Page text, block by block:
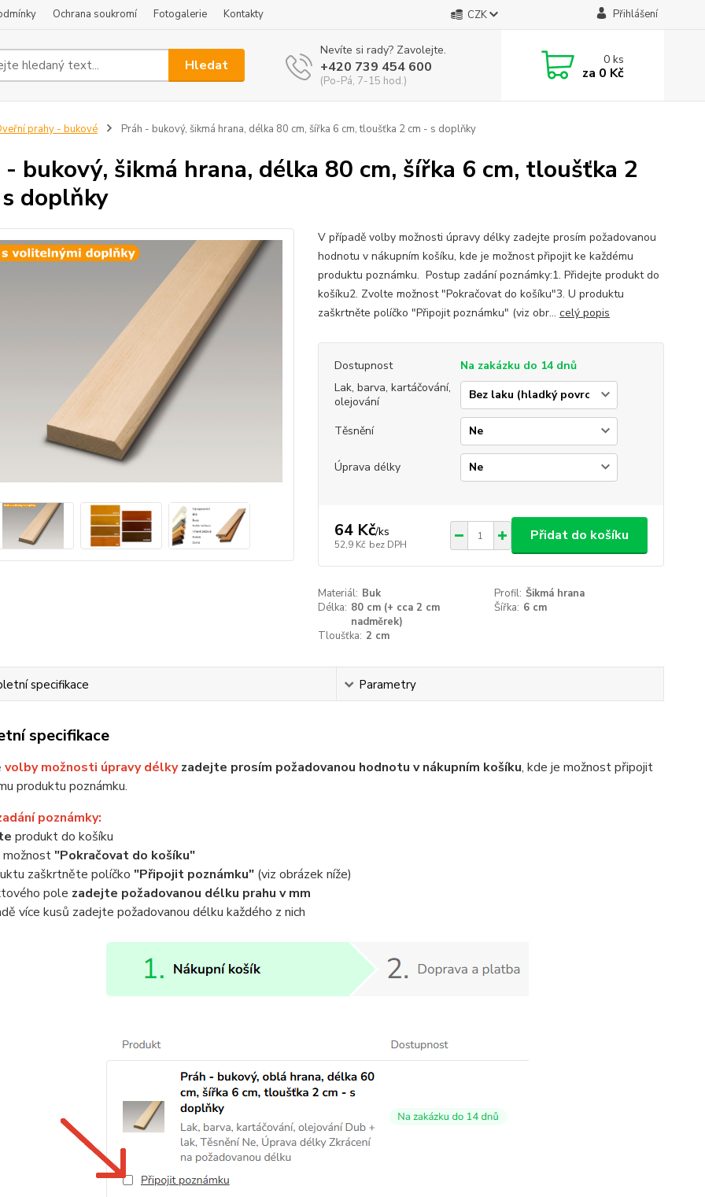
Ochrana soukromí Fotogalerie Kontakty CZK Přihlášení
Hledat
Nevíte si rady? Zavolejte.
+420 739 454 600
(Po-Pá, 7-15 hod.)
0ks
za 0 Kč
prahy - bukové Práh - bukový, šikmá hrana, délka 80 cm, šířka 6 cm, tloušťka 2 cm - s doplňky
- bukový, šikmá hrana, délka 80 cm, šířka 6 cm, tloušťka 2
doplňky
V případě volby možnosti úpravy délky zadejte prosím požadovanou
hodnotu v nákupním košíku, kde je možnost připojit ke každému
produktu poznámku. Postup zadání poznámky:1. Přidejte produkt do
košíku2. Zvolte možnost "Pokračovat do košíku"3. U produktu
zaškrtněte políčko "Připojit poznámku" (viz obr... celý popis
Dostupnost
Na zakázku do 14 dnů
Lak, barva, kartáčování,
olejování
Těsnění
Úprava délky
64 Kč/ks
52,9 Kč bez DPH
Přidat do košíku
Materiál: Buk Profil: Šikmá hrana
Délka: 80 cm (+ cca 2 cm
nadměrek)
Šířka: 6 cm
Tloušťka: 2 cm
specifikace Parametry
specifikace
volby možnosti úpravy délkyzadejte prosím požadovanou hodnotu v nákupním košíku, kde je možnost připojit
produktu poznámku.
poznámky:
produkt do košíku
"Pokračovat do košíku"
zaškrtněte políčko "Připojit poznámku"(viz obrázek níže)
pole zadejte požadovanou délku prahu v mm
více kusů zadejte požadovanou délku každého z nich